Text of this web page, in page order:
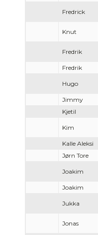
Fredrick
Knut
Fredrik
Fredrik
Hugo
Jimmy
Kjetil
Kim
Kalle Aleksi
Jørn Tore
Joakim
Joakim
Jukka
Jonas